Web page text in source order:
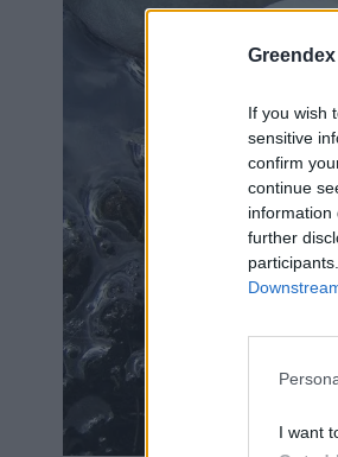
Greendex
If you wish
sensitive
confirm
continue
information
further
I want